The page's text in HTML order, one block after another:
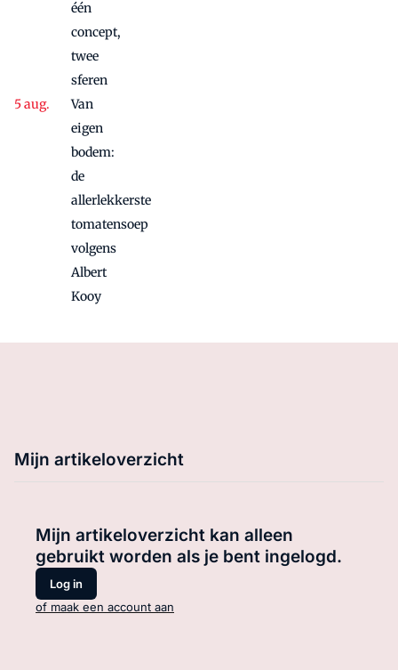
één
concept,
twee
sferen
Van
eigen
bodem:
de
allerlekkerste
tomatensoep
volgens
Albert
Kooy
Mijn artikeloverzicht
Mijn artikeloverzicht kan alleen
gebruikt worden als je bent ingelogd.
Log in
of maak een account aan